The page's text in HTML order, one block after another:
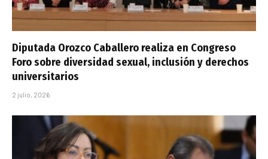
Diputada Orozco Caballero realiza en Congreso
Foro sobre diversidad sexual, inclusión y derechos
universitarios
2 julio, 2026